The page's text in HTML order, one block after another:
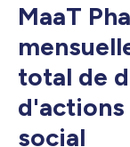
MaaT
total de
social